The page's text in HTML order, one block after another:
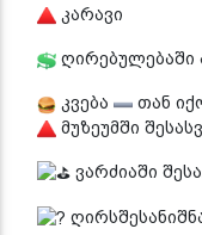
კარავი
ღირებულებაში
კვება
თან
მუზეუმში
ვარძიაში